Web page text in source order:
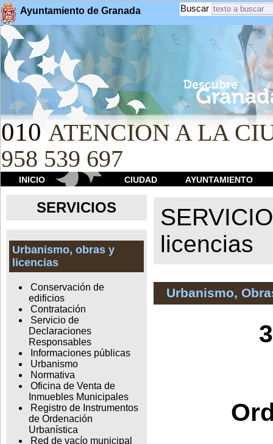
Ayuntamiento de Granada Buscar
010 ATENCION A LA
958 539 697
INICIO CIUDAD AYUNTAMIENTO
SERVICIOS
Urbanismo, obras y
licencias
Conservación de
edificios
Contratación
Servicio de
Declaraciones
Responsables
Informaciones públicas
Urbanismo
Normativa
Oficina de Venta de
Inmuebles Municipales
Registro de Instrumentos
de Ordenación
Urbanística
Red de vacío municipal
licencias
Urbanismo,